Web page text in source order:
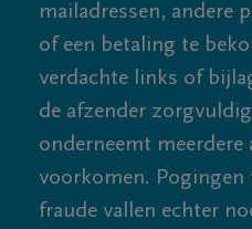
mailadressen, andere
of een betaling te
verdachte links of
de afzender
onderneemt
voorkomen.
fraude vallen echter